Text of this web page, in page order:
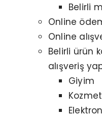
Belirli
Online
Online
Belirli ürün
alışveriş
Giyim